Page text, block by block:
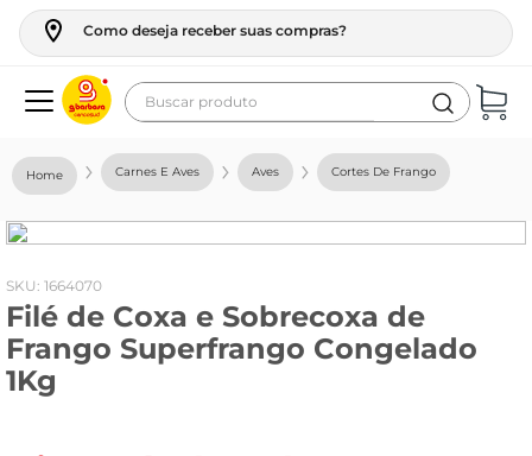
Como deseja receber suas compras?
Buscar produto
Carnes E Aves Aves Cortes De Frango
: 1664070
Filé de Coxa e Sobrecoxa de
Frango Superfrango Congelado
1Kg
geladeira
fogao
café
cerveja
frango